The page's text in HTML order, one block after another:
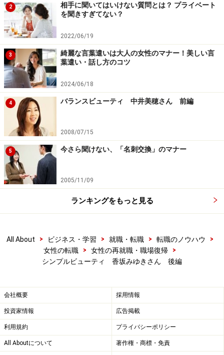
2
相手に聞いてはいけない質問とは？ プライベート
を聞きすぎてない？
2022/06/19
3
綺麗な言葉遣いは大人の女性のマナー！美しい言
葉遣い・話し方のコツ
2024/06/18
4 バランスビューティ 中井美穂さん 前編
2008/07/15
5 今さら聞けない、「名刺交換」のマナー
2005/11/09
ランキングをもっと見る
All About > ビジネス・学習 > 就職・転職 > 転職のノウハウ
>
女性の転職
> 女性の再就職・職場復帰
>
シンプルビューティ 香坂みゆきさん 後編
会社概要 採用情報
投資家情報 広告掲載
利用規約 プライバシーポリシー
All Aboutについて 著作権・商標・免責